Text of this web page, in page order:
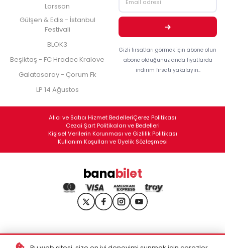
Larsson
Gülşen & Edis - İstanbul
Festivali
BLOK3
Beşiktaş - FC Hradec Kralove
Galatasaray - Çorum Fk
LP 14 Ağustos
Gizli fırsatları görmek için abone olun
abone olduğunuz anda fiyatlarda
indirim fırsatı yakalayın..
Alıcı ve Satıcı Hizmet BedelleriÇerez Politikası
Cezai Şart Politikaları ve Bedelleri
Kişisel Verilerin Korunması ve Gizlilik Politikası
Kullanım Koşulları ve Üyelik Sözleşmesi
banabilet